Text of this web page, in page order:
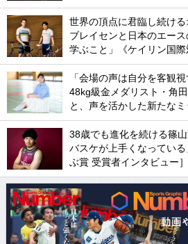
世界の頂点に君臨し続け
ブレイセンと日本のエー
学ぶこと」《ケイリン国際
「会場の声は自分を客観
48kg級金メダリスト・角
と、声を活かした新たな
38歳でも進化を続ける篠
バスケが上手くなってい
ぶ賞 受賞者インタビュー］